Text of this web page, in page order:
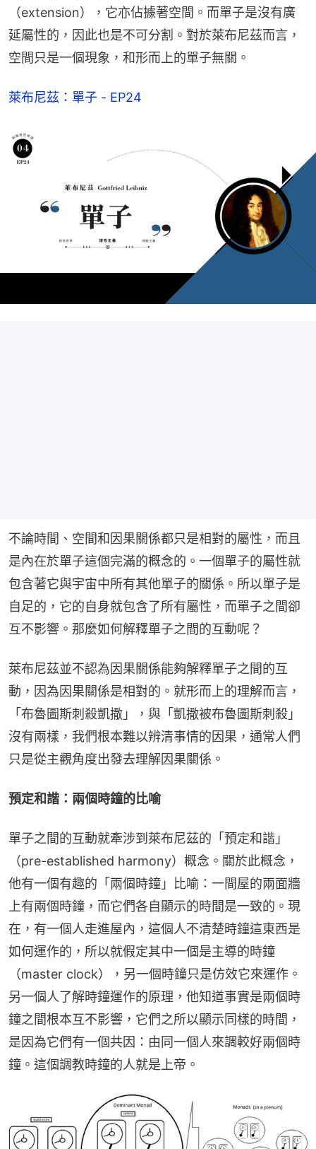
（extension），它亦佔據著空間。而單子是沒有廣
延屬性的，因此也是不可分割。對於萊布尼茲而言，
空間只是一個現象，和形而上的單子無關。
萊布尼茲：單子 - EP24
不論時間、空間和因果關係都只是相對的屬性，而且
是內在於單子這個完滿的概念的。一個單子的屬性就
包含著它與宇宙中所有其他單子的關係。所以單子是
自足的，它的自身就包含了所有屬性，而單子之間卻
互不影響。那麼如何解釋單子之間的互動呢？
萊布尼茲並不認為因果關係能夠解釋單子之間的互
動，因為因果關係是相對的。就形而上的理解而言，
「布魯圖斯刺殺凱撒」，與「凱撒被布魯圖斯刺殺」
沒有兩樣，我們根本難以辨清事情的因果，通常人們
只是從主觀角度出發去理解因果關係。
預定和諧：兩個時鐘的比喻
單子之間的互動就牽涉到萊布尼茲的「預定和諧」
（pre-established harmony）概念。關於此概念，
他有一個有趣的「兩個時鐘」比喻：一間屋的兩面牆
上有兩個時鐘，而它們各自顯示的時間是一致的。現
在，有一個人走進屋內，這個人不清楚時鐘這東西是
如何運作的，所以就假定其中一個是主導的時鐘
（master clock），另一個時鐘只是仿效它來運作。
另一個人了解時鐘運作的原理，他知道事實是兩個時
鐘之間根本互不影響，它們之所以顯示同樣的時間，
是因為它們有一個共因：由同一個人來調較好兩個時
鐘。這個調教時鐘的人就是上帝。